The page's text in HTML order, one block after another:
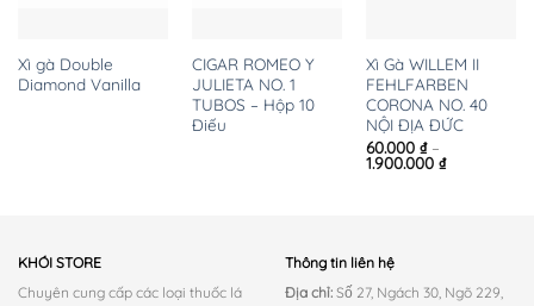
Xì gà Double
Diamond Vanilla
CIGAR ROMEO Y
JULIETA NO. 1
TUBOS – Hộp 10
Điếu
Xì Gà WILLEM II
FEHLFARBEN
CORONA NO. 40
NỘI ĐỊA ĐỨC
60.000 ₫ –
1.900.000 ₫Khoảng
KHÓI STORE
Chuyên cung cấp các loại thuốc lá
Thông tin liên hệ
Địa chỉ: Số 27, Ngách 30, Ngõ 229,